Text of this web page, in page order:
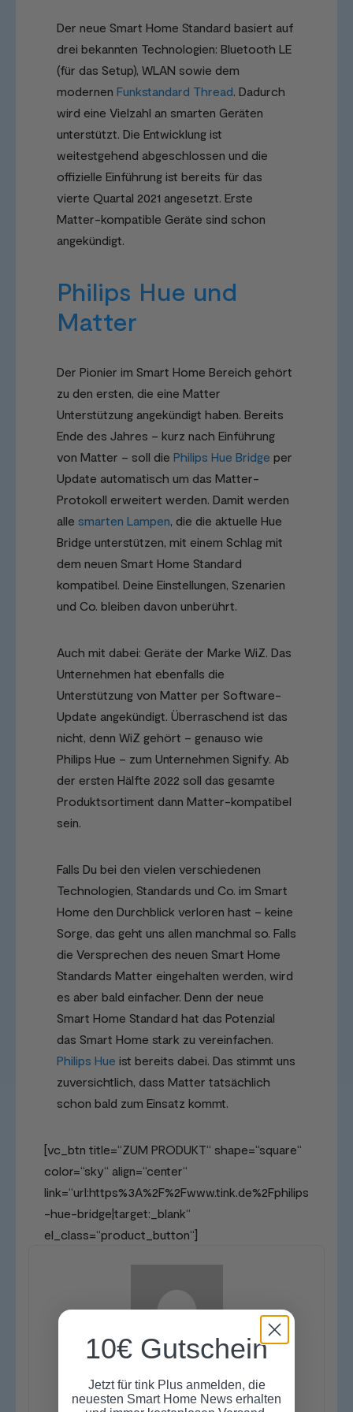
Der neue Smart Home Standard basiert auf
drei bekannten Technologien: Bluetooth LE
(für das Setup), WLAN sowie dem
modernen Funkstandard Thread. Dadurch
wird eine Vielzahl an smarten Geräten
unterstützt. Die Entwicklung ist
weitestgehend abgeschlossen und die
offizielle Einführung ist bereits für das
vierte Quartal 2021 angesetzt. Erste
Matter-kompatible Geräte sind schon
angekündigt.
Philips Hue und
Matter
Der Pionier im Smart Home Bereich gehört
zu den ersten, die eine Matter
Unterstützung angekündigt haben. Bereits
Ende des Jahres – kurz nach Einführung
von Matter – soll die Philips Hue Bridge per
Update automatisch um das Matter-
Protokoll erweitert werden. Damit werden
alle smarten Lampen, die die aktuelle Hue
Bridge unterstützen, mit einem Schlag mit
dem neuen Smart Home Standard
kompatibel. Deine Einstellungen, Szenarien
und Co. bleiben davon unberührt.
Auch mit dabei: Geräte der Marke WiZ. Das
Unternehmen hat ebenfalls die
Unterstützung von Matter per Software-
Update angekündigt. Überraschend ist das
nicht, denn WiZ gehört – genauso wie
Philips Hue – zum Unternehmen Signify. Ab
der ersten Hälfte 2022 soll das gesamte
Produktsortiment dann Matter-kompatibel
sein.
Falls Du bei den vielen verschiedenen
Technologien, Standards und Co. im Smart
Home den Durchblick verloren hast – keine
Sorge, das geht uns allen manchmal so. Falls
die Versprechen des neuen Smart Home
Standards Matter eingehalten werden, wird
es aber bald einfacher. Denn der neue
Smart Home Standard hat das Potenzial
das Smart Home stark zu vereinfachen.
Philips Hue ist bereits dabei. Das stimmt uns
zuversichtlich, dass Matter tatsächlich
schon bald zum Einsatz kommt.
[vc_btn title=“ZUM PRODUKT“ shape=“square“
color=“sky“ align=“center“
link=“url:https%3A%2F%2Fwww.tink.de%2Fphilips
-hue-bridge|target:_blank“
el_class=“product_button“]
tink
10€ Gutschein
Jetzt für tink Plus anmelden, die
neuesten Smart Home News erhalten